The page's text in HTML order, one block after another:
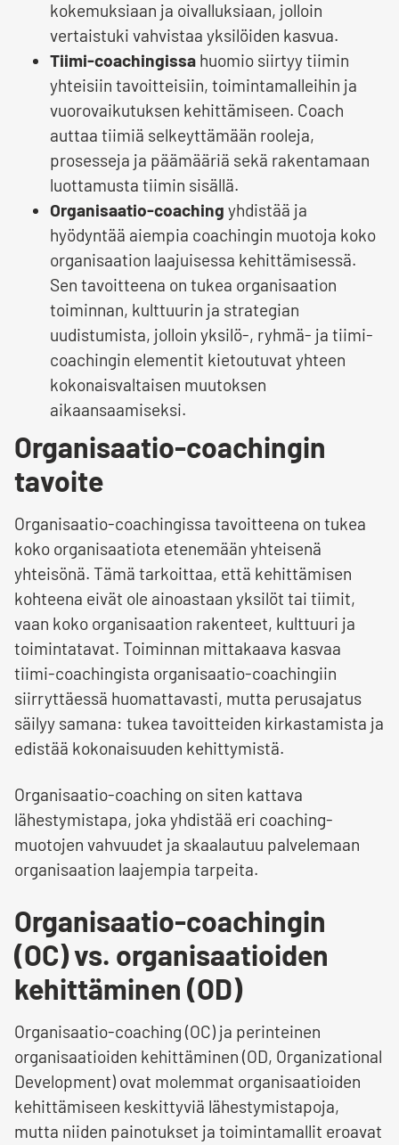
kokemuksiaan ja oivalluksiaan, jolloin
vertaistuki vahvistaa yksilöiden kasvua.
Tiimi-coachingissa huomio siirtyy tiimin
yhteisiin tavoitteisiin, toimintamalleihin ja
vuorovaikutuksen kehittämiseen. Coach
auttaa tiimiä selkeyttämään rooleja,
prosesseja ja päämääriä sekä rakentamaan
luottamusta tiimin sisällä.
Organisaatio-coaching yhdistää ja
hyödyntää aiempia coachingin muotoja koko
organisaation laajuisessa kehittämisessä.
Sen tavoitteena on tukea organisaation
toiminnan, kulttuurin ja strategian
uudistumista, jolloin yksilö-, ryhmä- ja tiimi-
coachingin elementit kietoutuvat yhteen
kokonaisvaltaisen muutoksen
aikaansaamiseksi.
Organisaatio-coachingin
tavoite
Organisaatio-coachingissa tavoitteena on tukea
koko organisaatiota etenemään yhteisenä
yhteisönä. Tämä tarkoittaa, että kehittämisen
kohteena eivät ole ainoastaan yksilöt tai tiimit,
vaan koko organisaation rakenteet, kulttuuri ja
toimintatavat. Toiminnan mittakaava kasvaa
tiimi-coachingista organisaatio-coachingiin
siirryttäessä huomattavasti, mutta perusajatus
säilyy samana: tukea tavoitteiden kirkastamista ja
edistää kokonaisuuden kehittymistä.
Organisaatio-coaching on siten kattava
lähestymistapa, joka yhdistää eri coaching-
muotojen vahvuudet ja skaalautuu palvelemaan
organisaation laajempia tarpeita.
Organisaatio-coachingin
(OC) vs. organisaatioiden
kehittäminen (OD)
Organisaatio-coaching (OC) ja perinteinen
organisaatioiden kehittäminen (OD, Organizational
Development) ovat molemmat organisaatioiden
kehittämiseen keskittyviä lähestymistapoja,
mutta niiden painotukset ja toimintamallit eroavat